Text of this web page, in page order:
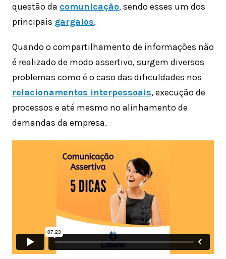
questão da comunicação, sendo esses um dos
principais gargalos.
Quando o compartilhamento de informações não
é realizado de modo assertivo, surgem diversos
problemas como é o caso das dificuldades nos
relacionamentos interpessoais, execução de
processos e até mesmo no alinhamento de
demandas da empresa.